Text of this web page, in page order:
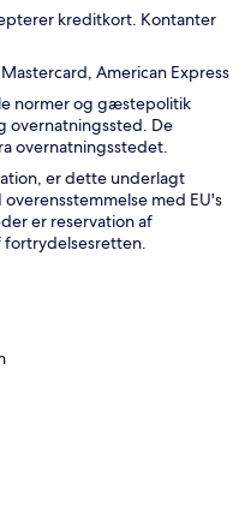
kreditkort. Kontanter
American Express
normer og gæstepolitik
overnatningssted. De
overnatningsstedet.
er dette underlagt
med EU's
er reservation af